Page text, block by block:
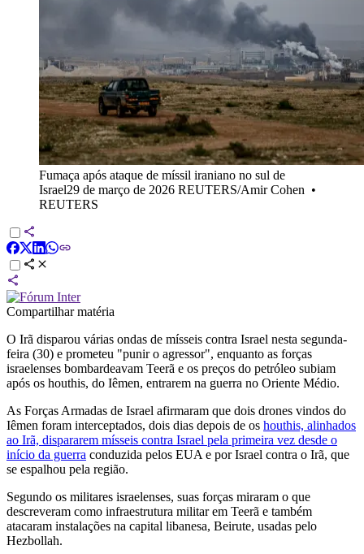
Fumaça após ataque de míssil iraniano no sul de
Israel29 de março de 2026 REUTERS/Amir Cohen •
REUTERS
Compartilhar matéria
O Irã disparou várias ondas de mísseis contra Israel nesta segunda-
feira (30) e prometeu "punir o agressor", enquanto as forças
israelenses bombardeavam Teerã e os preços do petróleo subiam
após os houthis, do Iêmen, entrarem na guerra no Oriente Médio.
As Forças Armadas de Israel afirmaram que dois drones vindos do
Iêmen foram interceptados, dois dias depois de os houthis, alinhados
ao Irã, dispararem mísseis contra Israel pela primeira vez desde o
início da guerra conduzida pelos EUA e por Israel contra o Irã, que
se espalhou pela região.
Segundo os militares israelenses, suas forças miraram o que
descreveram como infraestrutura militar em Teerã e também
atacaram instalações na capital libanesa, Beirute, usadas pelo
Hezbollah.